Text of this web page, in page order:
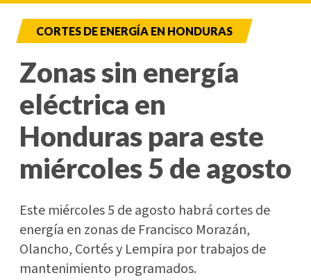
CORTES DE ENERGÍA EN HONDURAS
Zonas sin energía
eléctrica en
Honduras para este
miércoles 5 de agosto
Este miércoles 5 de agosto habrá cortes de
energía en zonas de Francisco Morazán,
Olancho, Cortés y Lempira por trabajos de
mantenimiento programados.